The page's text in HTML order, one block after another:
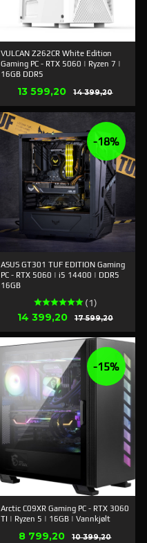
VULCAN Z262CR White Edition
Gaming PC - RTX 5060 | Ryzen 7 |
16GB DDR5
Erbjudande
13 599,20 14 399,20Rabatt
ASUS GT301 TUF EDITION Gaming
PC - RTX 5060 | i5 14400 | DDR5
16GB
(1)
Erbjudande
14 399,20 17 599,20Rabatt
-18%
Arctic C09XR Gaming PC - RTX 3060
TI | Ryzen 5 | 16GB | Vannkjølt
Erbjudande
8 799,20 10 399,20Rabatt
-15%